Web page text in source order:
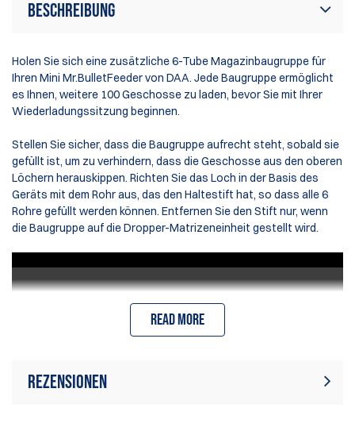
Beschreibung
Holen Sie sich eine zusätzliche 6-Tube Magazinbaugruppe für
Ihren Mini Mr.BulletFeedervon DAA. Jede Baugruppe ermöglicht
es Ihnen, weitere 100 Geschosse zu laden, bevor Sie mit Ihrer
Wiederladungssitzung beginnen.
Stellen Sie sicher, dass die Baugruppe aufrecht steht, sobald sie
gefüllt ist, um zu verhindern, dass die Geschosse aus den oberen
Löchern herauskippen. Richten Sie das Loch in der Basis des
Geräts mit dem Rohr aus, das den Haltestift hat, so dass alle 6
Rohre gefüllt werden können. Entfernen Sie den Stift nur, wenn
die Baugruppe auf die Dropper-Matrizeneinheit gestellt wird.
Read more
Rezensionen